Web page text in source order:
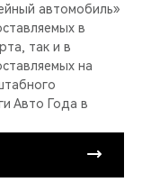
автомобиль»
в
так и в
на
Авто Года в